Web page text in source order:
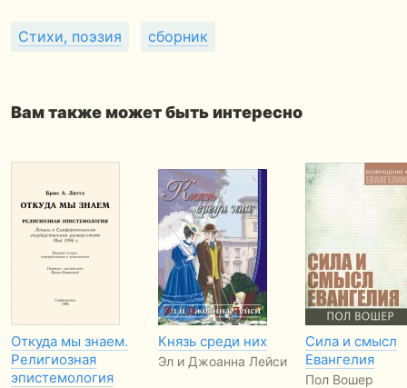
Стихи, поэзия сборник
Вам также может быть интересно
Откуда мы знаем.
Религиозная
эпистемология
Князь среди них
Эл и Джоанна Лейси
Сила и смысл
Евангелия
Пол Вошер